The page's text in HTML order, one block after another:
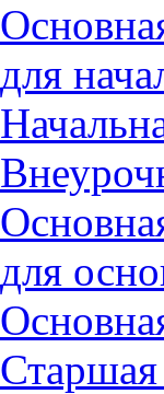
для
для